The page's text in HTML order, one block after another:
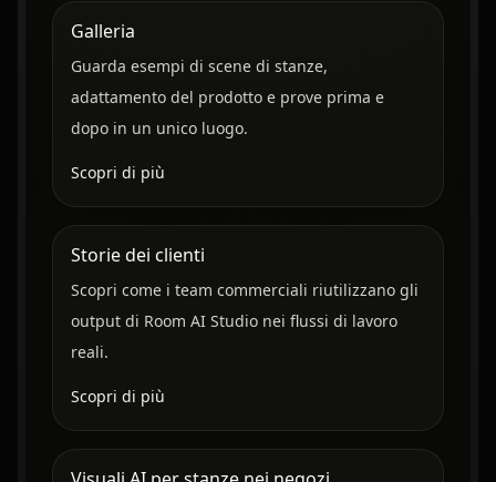
Galleria
Guarda esempi di scene di stanze,
adattamento del prodotto e prove prima e
dopo in un unico luogo.
Scopri di più
Storie dei clienti
Scopri come i team commerciali riutilizzano gli
output di Room AI Studio nei flussi di lavoro
reali.
Scopri di più